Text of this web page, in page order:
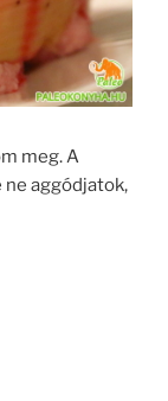
meg. A
aggódjatok,